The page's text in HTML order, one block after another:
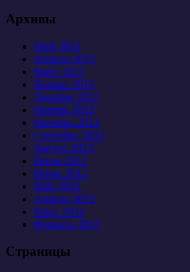
Архивы
Май 2013
Апрель 2013
Март 2013
Январь 2013
Декабрь 2012
Ноябрь 2012
Октябрь 2012
Сентябрь 2012
Август 2012
Июль 2012
Июнь 2012
Май 2012
Апрель 2012
Март 2012
Февраль 2012
Страницы